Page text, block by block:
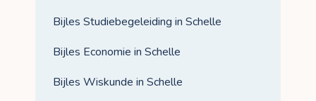
Bijles Studiebegeleiding in Schelle
Bijles Economie in Schelle
Bijles Wiskunde in Schelle